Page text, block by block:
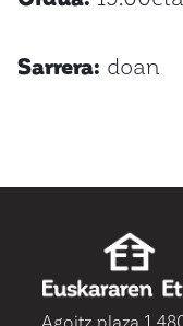
Sarrera: doan
Agoitz plaza 1